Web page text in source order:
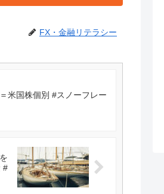
FX・金融リテラシー
米国株個別 #スノーフレー
#